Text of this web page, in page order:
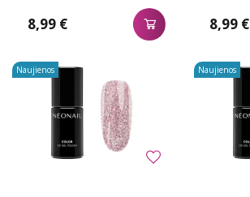
8,99 € 8,99 €
Naujienos Naujienos